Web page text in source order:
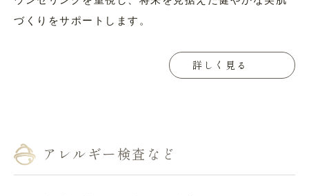
づくりをサポートします。
詳しく見る
アレルギー検査など